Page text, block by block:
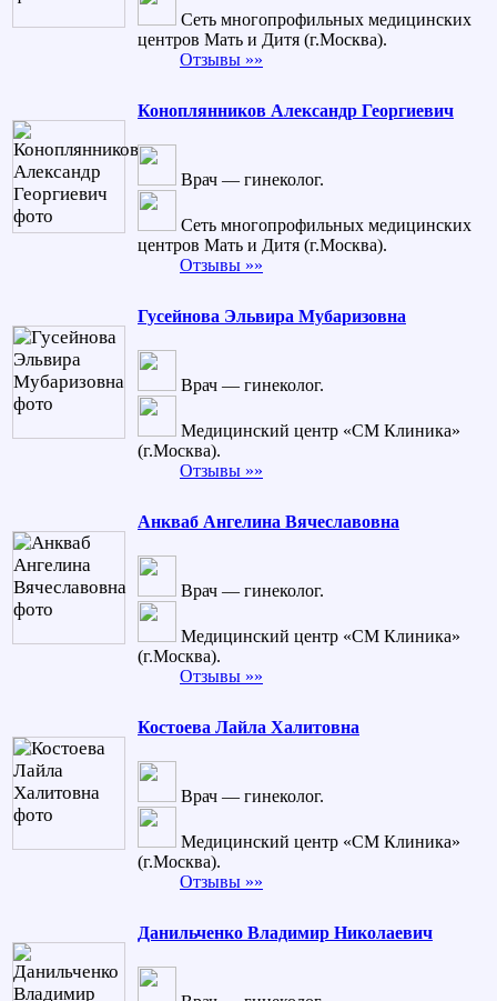
Сеть многопрофильных медицинских
центров Мать и Дитя (г.Москва).
Отзывы »»
Коноплянников Александр Георгиевич
Врач — гинеколог.
Сеть многопрофильных медицинских
центров Мать и Дитя (г.Москва).
Отзывы »»
Гусейнова Эльвира Мубаризовна
Врач — гинеколог.
Медицинский центр «СМ Клиника»
(г.Москва).
Отзывы »»
Анкваб Ангелина Вячеславовна
Врач — гинеколог.
Медицинский центр «СМ Клиника»
(г.Москва).
Отзывы »»
Костоева Лайла Халитовна
Врач — гинеколог.
Медицинский центр «СМ Клиника»
(г.Москва).
Отзывы »»
Данильченко Владимир Николаевич